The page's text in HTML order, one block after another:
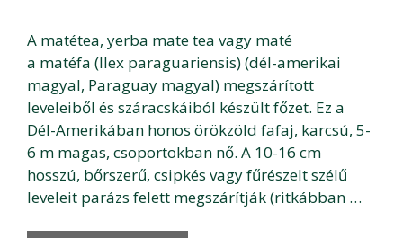
A matétea, yerba mate tea vagy maté
a matéfa (Ilex paraguariensis) (dél-amerikai
magyal, Paraguay magyal) megszárított
leveleiből és száracskáiból készült főzet. Ez a
Dél-Amerikában honos örökzöld fafaj, karcsú, 5-
6 m magas, csoportokban nő. A 10-16 cm
hosszú, bőrszerű, csipkés vagy fűrészelt szélű
leveleit parázs felett megszárítják (ritkábban …